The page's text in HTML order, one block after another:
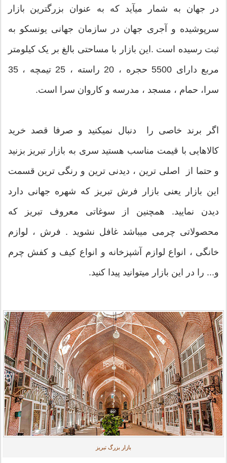
در جهان به شمار میآید که به عنوان بزرگترین بازار
سرپوشیده و آجری جهان در سازمان جهانی یونسکو به
ثبت رسیده است .این بازار با مساحتی بالغ بر یک کیلومتر
مربع دارای 5500 حجره ، 20 راسته ، 25 تیمچه ، 35
سرا، حمام ، مسجد ، مدرسه و کاروان سرا است.
اگر برند خاصی را دنبال نمیکنید و صرفا قصد خرید
کالاهایی با قیمت مناسب هستید سری به بازار تبریز بزنید
و حتما از اصلی ترین ، دیدنی ترین و رنگی ترین قسمت
این بازار یعنی بازار فرش تبریز که شهره جهانی دارد
دیدن نمایید. همچنین از سوغاتی معروف تبریز که
محصولاتی چرمی میباشد غافل نشوید . فرش ، لوازم
خانگی ، انواع لوازم آشپزخانه و انواع کیف و کفش چرم
و... را در این بازار میتوانید پیدا کنید.
بازار بزرگ تبریز